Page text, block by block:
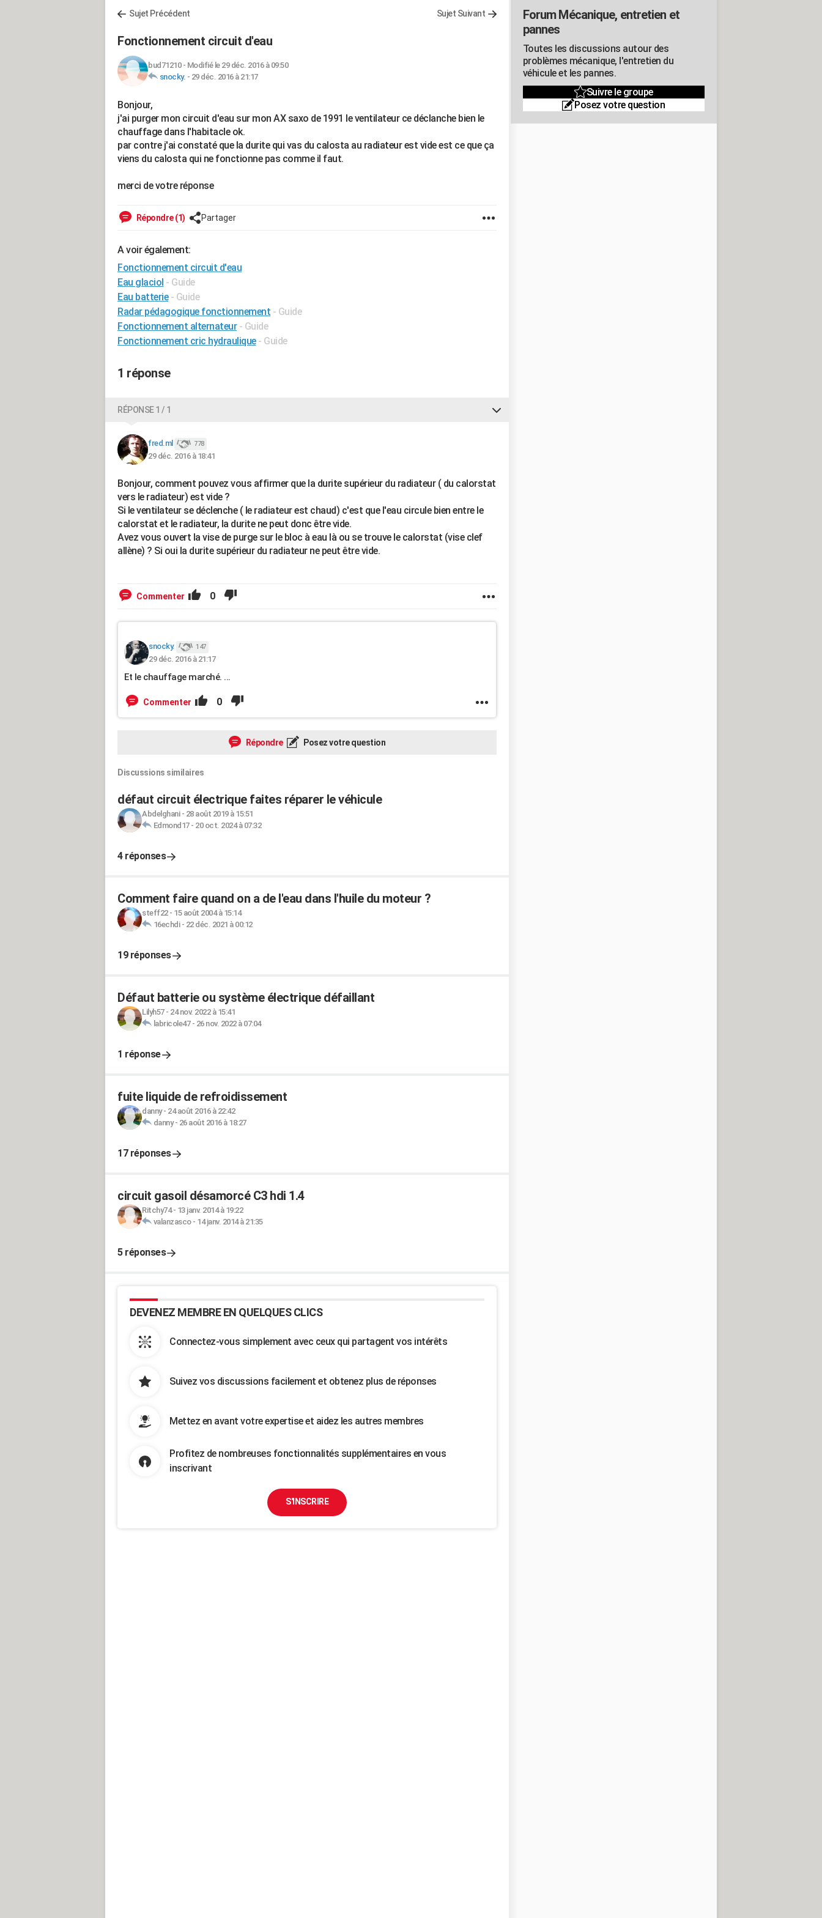
Sujet Précédent Sujet Suivant
Fonctionnement circuit d'eau
bud71210- Modifié le 29 déc. 2016 à 09:50
snocky. - 29 déc. 2016 à 21:17
Bonjour,
j'ai purger mon circuit d'eau sur mon AX saxo de 1991 le ventilateur ce déclanche bien le
chauffage dans l'habitacle ok.
par contre j'ai constaté que la durite qui vas du calosta au radiateur est vide est ce que ça
viens du calosta qui ne fonctionne pas comme il faut.
merci de votre réponse
Répondre (1) Partager
A voir également:
Fonctionnement circuit d'eau
Eau glaciol - Guide
Eau batterie - Guide
Radar pédagogique fonctionnement - Guide
Fonctionnement alternateur - Guide
Fonctionnement cric hydraulique - Guide
1 réponse
RÉPONSE 1 / 1
fred.ml 778
29 déc. 2016 à 18:41
Bonjour, comment pouvez vous affirmer que la durite supérieur du radiateur ( du calorstat
vers le radiateur) est vide ?
Si le ventilateur se déclenche ( le radiateur est chaud) c'est que l'eau circule bien entre le
calorstat et le radiateur, la durite ne peut donc être vide.
Avez vous ouvert la vise de purge sur le bloc à eau là ou se trouve le calorstat (vise clef
allène) ? Si oui la durite supérieur du radiateur ne peut être vide.
Commenter 0
snocky. 147
29 déc. 2016 à 21:17
Et le chauffage marché. ...
Commenter 0
Répondre Posez votre question
Discussions similaires
défaut circuit électrique faites réparer le véhicule
Abdelghani- 28 août 2019 à 15:51
Edmond17- 20 oct. 2024 à 07:32
4 réponses
Comment faire quand on a de l'eau dans l'huile du moteur ?
steff22- 15 août 2004 à 15:14
16echdi- 22 déc. 2021 à 00:12
19 réponses
Défaut batterie ou système électrique défaillant
Lilyh57- 24 nov. 2022 à 15:41
labricole47- 26 nov. 2022 à 07:04
1 réponse
fuite liquide de refroidissement
danny- 24 août 2016 à 22:42
danny- 26 août 2016 à 18:27
17 réponses
circuit gasoil désamorcé C3 hdi 1.4
Ritchy74- 13 janv. 2014 à 19:22
valanzasco- 14 janv. 2014 à 21:35
5 réponses
DEVENEZ MEMBRE EN QUELQUES CLICS
Connectez-vous simplement avec ceux qui partagent vos intérêts
Suivez vos discussions facilement et obtenez plus de réponses
Mettez en avant votre expertise et aidez les autres membres
Profitez de nombreuses fonctionnalités supplémentaires en vous
inscrivant
S'INSCRIRE
Forum Mécanique, entretien et
pannes
Toutes les discussions autour des
problèmes mécanique, l'entretien du
véhicule et les pannes.
Suivre le groupe
Posez votre question